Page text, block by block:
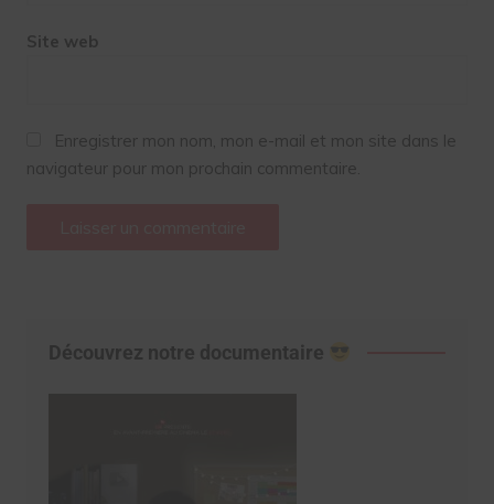
Site web
Enregistrer mon nom, mon e-mail et mon site dans le
navigateur pour mon prochain commentaire.
Découvrez notre documentaire